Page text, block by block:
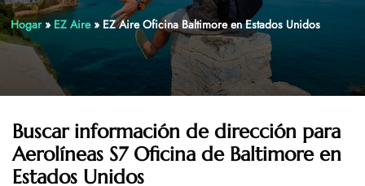
Hogar» EZ Aire» EZ Aire Oficina Baltimore en Estados Unidos
Buscar información de dirección para
Aerolíneas S7 Oficina de Baltimore en
Estados Unidos